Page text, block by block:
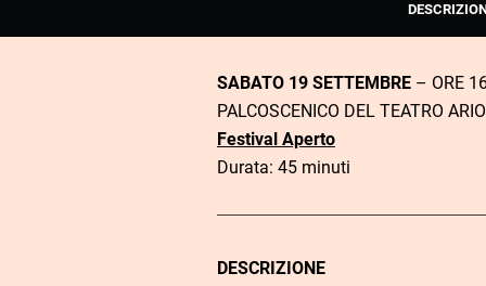
SABATO 19 SETTEMBRE – ORE
PALCOSCENICO DEL TEATRO
Festival Aperto
Durata: 45 minuti
DESCRIZIONE